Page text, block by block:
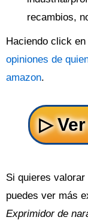
recambios,
Haciendo click
opiniones de
amazon.
Si quieres
puedes ver más
Exprimidor de